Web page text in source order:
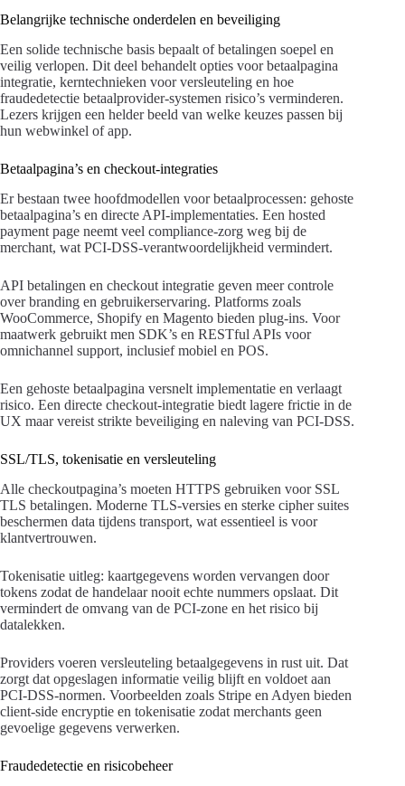
Belangrijke technische onderdelen en beveiliging
Een solide technische basis bepaalt of betalingen soepel en
veilig verlopen. Dit deel behandelt opties voor betaalpagina
integratie, kerntechnieken voor versleuteling en hoe
fraudedetectie betaalprovider-systemen risico’s verminderen.
Lezers krijgen een helder beeld van welke keuzes passen bij
hun webwinkel of app.
Betaalpagina’s en checkout-integraties
Er bestaan twee hoofdmodellen voor betaalprocessen: gehoste
betaalpagina’s en directe API-implementaties. Een hosted
payment page neemt veel compliance-zorg weg bij de
merchant, wat PCI-DSS-verantwoordelijkheid vermindert.
API betalingen en checkout integratie geven meer controle
over branding en gebruikerservaring. Platforms zoals
WooCommerce, Shopify en Magento bieden plug-ins. Voor
maatwerk gebruikt men SDK’s en RESTful APIs voor
omnichannel support, inclusief mobiel en POS.
Een gehoste betaalpagina versnelt implementatie en verlaagt
risico. Een directe checkout-integratie biedt lagere frictie in de
UX maar vereist strikte beveiliging en naleving van PCI-DSS.
SSL/TLS, tokenisatie en versleuteling
Alle checkoutpagina’s moeten HTTPS gebruiken voor SSL
TLS betalingen. Moderne TLS-versies en sterke cipher suites
beschermen data tijdens transport, wat essentieel is voor
klantvertrouwen.
Tokenisatie uitleg: kaartgegevens worden vervangen door
tokens zodat de handelaar nooit echte nummers opslaat. Dit
vermindert de omvang van de PCI-zone en het risico bij
datalekken.
Providers voeren versleuteling betaalgegevens in rust uit. Dat
zorgt dat opgeslagen informatie veilig blijft en voldoet aan
PCI-DSS-normen. Voorbeelden zoals Stripe en Adyen bieden
client-side encryptie en tokenisatie zodat merchants geen
gevoelige gegevens verwerken.
Fraudedetectie en risicobeheer